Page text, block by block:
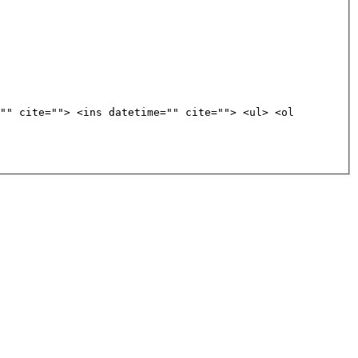
cite=""> <ins datetime="" cite=""> <ul> <ol